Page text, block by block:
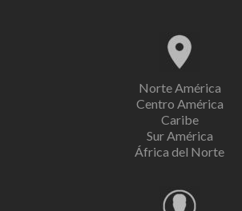
Norte América
Centro América
Caribe
Sur América
África del Norte